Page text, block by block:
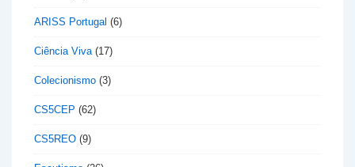
ARISS Portugal (6)
Ciência Viva(17)
Colecionismo (3)
CS5CEP (62)
CS5REO (9)